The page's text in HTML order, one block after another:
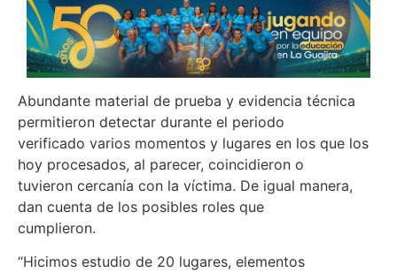
Abundante material de prueba y evidencia técnica
permitieron detectar durante el periodo
verificado varios momentos y lugares en los que los
hoy procesados, al parecer, coincidieron o
tuvieron cercanía con la víctima. De igual manera,
dan cuenta de los posibles roles que
cumplieron.
“Hicimos estudio de 20 lugares, elementos